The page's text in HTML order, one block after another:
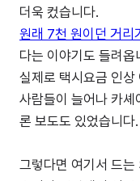
더욱 컸습니다.
원래 7천 원이던 거리
다는 이야기도 들려옵
실제로 택시요금 인
사람들이 늘어나 카셰
론 보도도 있었습니다.
그렇다면 여기서 드는